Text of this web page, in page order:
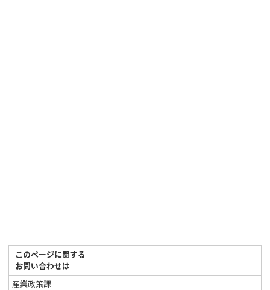
このページに関する
お問い合わせは
産業政策課